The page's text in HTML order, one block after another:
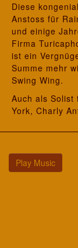
Diese
Anstoss für
und einige
Firma
ist ein
Summe mehr
Swing Wing.
Auch als Solist
York, Charly
Play Music